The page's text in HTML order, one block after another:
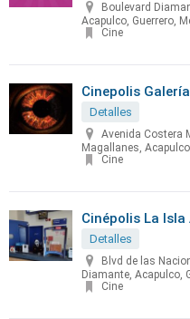
Boulevard
Acapulco, Guerrero,
Cine
Cinepolis
Detalles
Avenida Costera
Magallanes,
Cine
Cinépolis La Isla
Detalles
Blvd de las
Diamante, Acapulco,
Cine